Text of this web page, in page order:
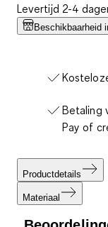
Levertijd 2-4
Beschikbaarheid
Betaling
Pay of
Productdetails
Materiaal